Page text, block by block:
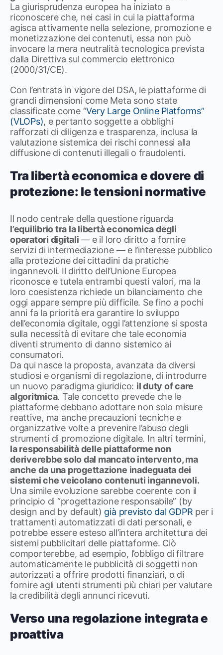
La giurisprudenza europea ha iniziato a
riconoscere che, nei casi in cui la piattaforma
agisca attivamente nella selezione, promozione e
monetizzazione dei contenuti, essa non può
invocare la mera neutralità tecnologica prevista
dalla Direttiva sul commercio elettronico
(2000/31/CE).
Con l’entrata in vigore del DSA, le piattaforme di
grandi dimensioni come Meta sono state
classificate come “Very Large Online Platforms”
(VLOPs), e pertanto soggette a obblighi
rafforzati di diligenza e trasparenza, inclusa la
valutazione sistemica dei rischi connessi alla
diffusione di contenuti illegali o fraudolenti.
Tra libertà economica e dovere di
protezione: le tensioni normative
Il nodo centrale della questione riguarda
l’equilibrio tra la libertà economica degli
operatori digitali— e il loro diritto a fornire
servizi di intermediazione — e l’interesse pubblico
alla protezione dei cittadini da pratiche
ingannevoli. Il diritto dell’Unione Europea
riconosce e tutela entrambi questi valori, ma la
loro coesistenza richiede un bilanciamento che
oggi appare sempre più difficile. Se fino a pochi
anni fa la priorità era garantire lo sviluppo
dell’economia digitale, oggi l’attenzione si sposta
sulla necessità di evitare che tale economia
diventi strumento di danno sistemico ai
consumatori.
Da qui nasce la proposta, avanzata da diversi
studiosi e organismi di regolazione, di introdurre
un nuovo paradigma giuridico: il duty of care
algoritmica. Tale concetto prevede che le
piattaforme debbano adottare non solo misure
reattive, ma anche precauzioni tecniche e
organizzative volte a prevenire l’abuso degli
strumenti di promozione digitale. In altri termini,
la responsabilità delle piattaforme non
deriverebbe solo dal mancato intervento, ma
anche da una progettazione inadeguata dei
sistemi che veicolano contenuti ingannevoli.
Una simile evoluzione sarebbe coerente con il
principio di “progettazione responsabile” (by
design and by default) già previsto dal GDPR per i
trattamenti automatizzati di dati personali, e
potrebbe essere esteso all’intera architettura dei
sistemi pubblicitari delle piattaforme. Ciò
comporterebbe, ad esempio, l’obbligo di filtrare
automaticamente le pubblicità di soggetti non
autorizzati a offrire prodotti finanziari, o di
fornire agli utenti strumenti più chiari per valutare
la credibilità degli annunci ricevuti.
Verso una regolazione integrata e
proattiva